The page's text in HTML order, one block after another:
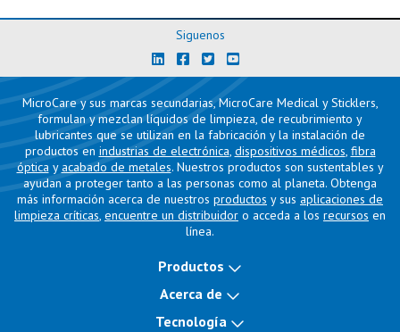
Siguenos
MicroCare y sus marcas secundarias, MicroCare Medical y Sticklers,
formulan y mezclan líquidos de limpieza, de recubrimiento y
lubricantes que se utilizan en la fabricación y la instalación de
productos en industrias de electrónica, dispositivos médicos, fibra
óptica y acabado de metales. Nuestros productos son sustentables y
ayudan a proteger tanto a las personas como al planeta. Obtenga
más información acerca de nuestros productos y sus aplicaciones de
limpieza críticas, encuentre un distribuidor o acceda a los recursos en
línea.
Productos
Acerca de
Tecnología